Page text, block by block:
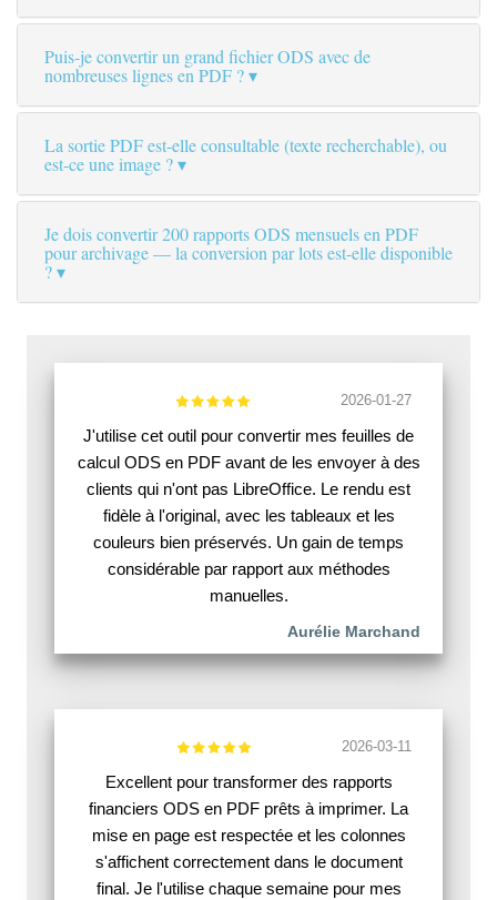
Puis-je convertir un grand fichier ODS avec de
nombreuses lignes en PDF ?
La sortie PDF est-elle consultable (texte recherchable), ou
est-ce une image ?
Je dois convertir 200 rapports ODS mensuels en PDF
pour archivage — la conversion par lots est-elle disponible
?
2026-01-27
J'utilise cet outil pour convertir mes feuilles de
calcul ODS en PDF avant de les envoyer à des
clients qui n'ont pas LibreOffice. Le rendu est
fidèle à l'original, avec les tableaux et les
couleurs bien préservés. Un gain de temps
considérable par rapport aux méthodes
manuelles.
Aurélie Marchand
2026-03-11
Excellent pour transformer des rapports
financiers ODS en PDF prêts à imprimer. La
mise en page est respectée et les colonnes
s'affichent correctement dans le document
final. Je l'utilise chaque semaine pour mes